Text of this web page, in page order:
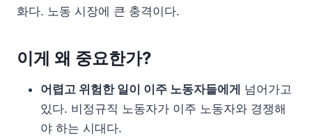
화다. 노동 시장에 큰 충격이다.
이게 왜 중요한가?
어렵고 위험한 일이 이주 노동자들에게
넘어가고
있다. 비정규직 노동자가 이주 노동자와 경쟁해
야 하는 시대다.